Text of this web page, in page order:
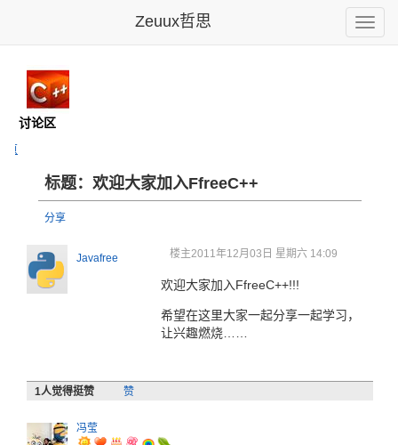
Toggle
Zeuux哲思
- 讨论区
页
标题：欢迎大家加入FfreeC++
分享
Javafree 楼主2011年12月03日 星期六 14:09
欢迎大家加入FfreeC++!!!
希望在这里大家一起分享一起学习，
让兴趣燃烧……
1人觉得挺赞 赞
冯莹